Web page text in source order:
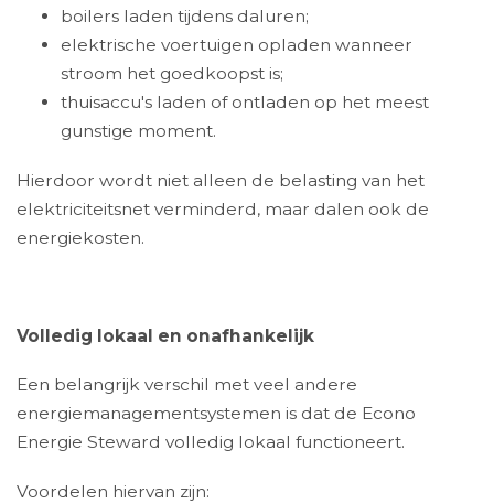
boilers laden tijdens daluren;
elektrische voertuigen opladen wanneer
stroom het goedkoopst is;
thuisaccu's laden of ontladen op het meest
gunstige moment.
Hierdoor wordt niet alleen de belasting van het
elektriciteitsnet verminderd, maar dalen ook de
energiekosten.
Volledig lokaal en onafhankelijk
Een belangrijk verschil met veel andere
energiemanagementsystemen is dat de Econo
Energie Steward volledig lokaal functioneert.
Voordelen hiervan zijn: